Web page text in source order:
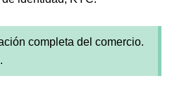
completa del comercio.